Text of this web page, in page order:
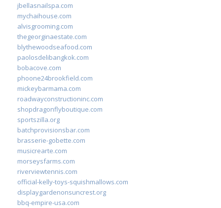
jbellasnailspa.com
mychaihouse.com
alvisgrooming.com
thegeorginaestate.com
blythewoodseafood.com
paolosdelibangkok.com
bobacove.com
phoone24brookfield.com
mickeybarmama.com
roadwayconstructioninc.com
shopdragonflyboutique.com
sportszilla.org
batchprovisionsbar.com
brasserie-gobette.com
musicrearte.com
morseysfarms.com
riverviewtennis.com
official-kelly-toys-squishmallows.com
displaygardenonsuncrest.org
bbq-empire-usa.com